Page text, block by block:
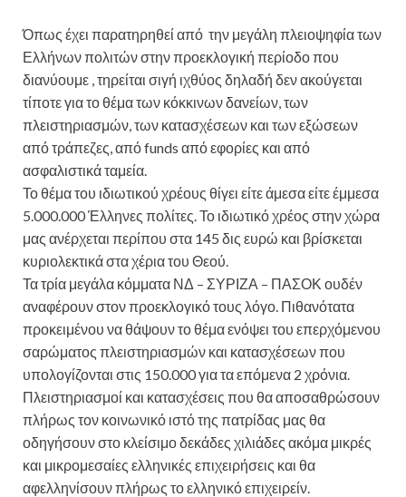
Όπως έχει παρατηρηθεί από την μεγάλη πλειοψηφία των
Ελλήνων πολιτών στην προεκλογική περίοδο που
διανύουμε , τηρείται σιγή ιχθύος δηλαδή δεν ακούγεται
τίποτε για το θέμα των κόκκινων δανείων, των
πλειστηριασμών, των κατασχέσεων και των εξώσεων
από τράπεζες, από funds από εφορίες και από
ασφαλιστικά ταμεία.
Το θέμα του ιδιωτικού χρέους θίγει είτε άμεσα είτε έμμεσα
5.000.000 Έλληνες πολίτες. Το ιδιωτικό χρέος στην χώρα
μας ανέρχεται περίπου στα 145 δις ευρώ και βρίσκεται
κυριολεκτικά στα χέρια του Θεού.
Τα τρία μεγάλα κόμματα ΝΔ – ΣΥΡΙΖΑ – ΠΑΣΟΚ ουδέν
αναφέρουν στον προεκλογικό τους λόγο. Πιθανότατα
προκειμένου να θάψουν το θέμα ενόψει του επερχόμενου
σαρώματος πλειστηριασμών και κατασχέσεων που
υπολογίζονται στις 150.000 για τα επόμενα 2 χρόνια.
Πλειστηριασμοί και κατασχέσεις που θα αποσαθρώσουν
πλήρως τον κοινωνικό ιστό της πατρίδας μας θα
οδηγήσουν στο κλείσιμο δεκάδες χιλιάδες ακόμα μικρές
και μικρομεσαίες ελληνικές επιχειρήσεις και θα
αφελληνίσουν πλήρως το ελληνικό επιχειρείν.